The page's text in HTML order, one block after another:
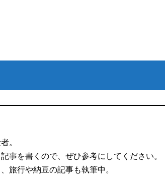
。
事を書くので、ぜひ参考にしてください。
旅行や納豆の記事も執筆中。